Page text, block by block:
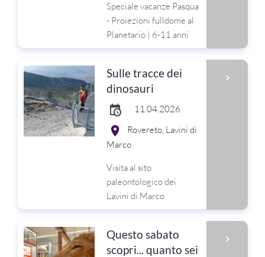
Speciale vacanze Pasqua
- Proiezioni fulldome al
Planetario | 6-11 anni
Sulle tracce dei
dinosauri
11.04.2026
Rovereto, Lavini di
Marco
Visita al sito
paleontologico dei
Lavini di Marco
Questo sabato
scopri... quanto sei